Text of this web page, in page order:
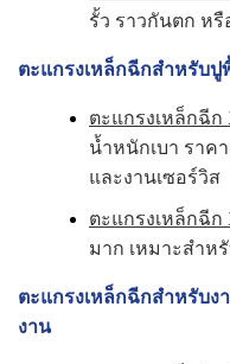
รั้ว ราวกันตก ห
ตะแกรงเหล็กฉีกสำหรับปู
ตะแกรงเหล็กฉีก
น้ำหนักเบา ราค
และงานเซอร์วิส
ตะแกรงเหล็กฉีก
มาก เหมาะสำห
ตะแกรงเหล็กฉีกสำหรับ
งาน